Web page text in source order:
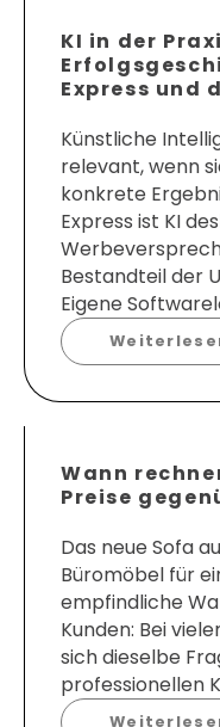
KI in der
Express und
Künstliche
relevant, wenn
konkrete
Express ist KI
Bestandteil der
Eigene
Wann
Preise
Das neue Sofa
Büromöbel für
empfindliche
Kunden: Bei
sich dieselbe
professionellen